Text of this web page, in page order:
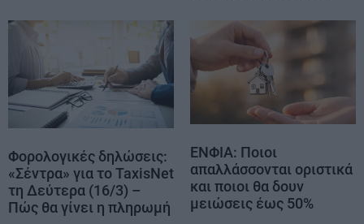
Φορολογικές δηλώσεις:
«Σέντρα» για το TaxisNet
τη Δεύτερα (16/3) –
Πώς θα γίνει η πληρωμή
ΕΝΦΙΑ: Ποιοι
απαλλάσσονται οριστικά
και ποιοι θα δουν
μειώσεις έως 50%